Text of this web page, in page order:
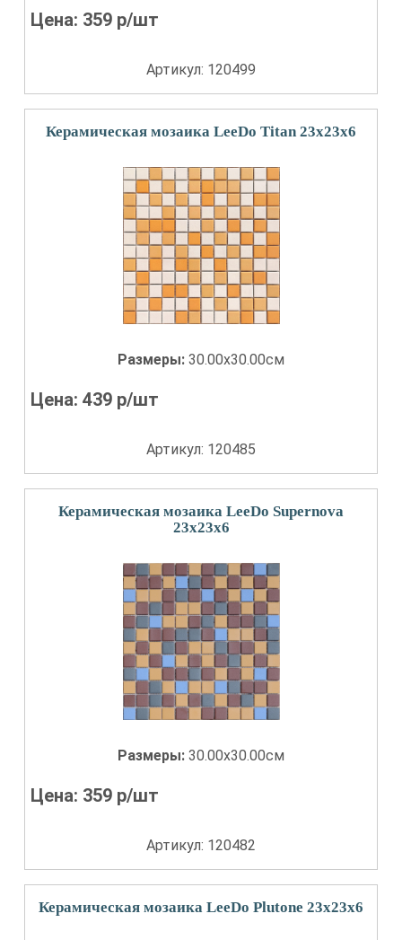
Цена: 359 р/шт
Артикул: 120499
Керамическая мозаика LeeDo Titan 23x23x6
Размеры: 30.00x30.00см
Цена:439 р/шт
Артикул: 120485
Керамическая мозаика LeeDo Supernova
23x23x6
Размеры: 30.00x30.00см
Цена: 359 р/шт
Артикул: 120482
Керамическая мозаика LeeDo Plutone 23x23x6